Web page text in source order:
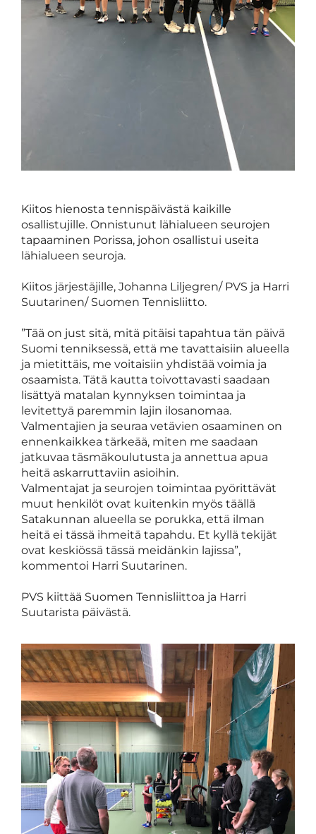
Kiitos hienosta tennispäivästä kaikille
osallistujille. Onnistunut lähialueen seurojen
tapaaminen Porissa, johon osallistui useita
lähialueen seuroja.
Kiitos järjestäjille, Johanna Liljegren/ PVS ja Harri
Suutarinen/ Suomen Tennisliitto.
”Tää on just sitä, mitä pitäisi tapahtua tän päivä
Suomi tenniksessä, että me tavattaisiin alueella
ja mietittäis, me voitaisiin yhdistää voimia ja
osaamista. Tätä kautta toivottavasti saadaan
lisättyä matalan kynnyksen toimintaa ja
levitettyä paremmin lajin ilosanomaa.
Valmentajien ja seuraa vetävien osaaminen on
ennenkaikkea tärkeää, miten me saadaan
jatkuvaa täsmäkoulutusta ja annettua apua
heitä askarruttaviin asioihin.
Valmentajat ja seurojen toimintaa pyörittävät
muut henkilöt ovat kuitenkin myös täällä
Satakunnan alueella se porukka, että ilman
heitä ei tässä ihmeitä tapahdu. Et kyllä tekijät
ovat keskiössä tässä meidänkin lajissa”,
kommentoi Harri Suutarinen.
PVS kiittää Suomen Tennisliittoa ja Harri
Suutarista päivästä.